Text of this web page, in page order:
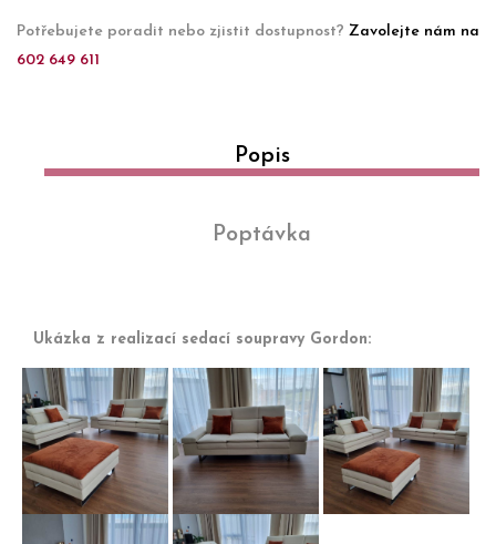
Potřebujete poradit nebo zjistit dostupnost? Zavolejte nám na
602 649 611
Popis
Poptávka
Ukázka z realizací sedací soupravy Gordon:
Sestava
sedaček
Gordon s
podnožkou.
Trojpohovka
Gordon s
polohovacími
područkami.
Sedačka
látce
Gordon s
Sedačka Podnožka